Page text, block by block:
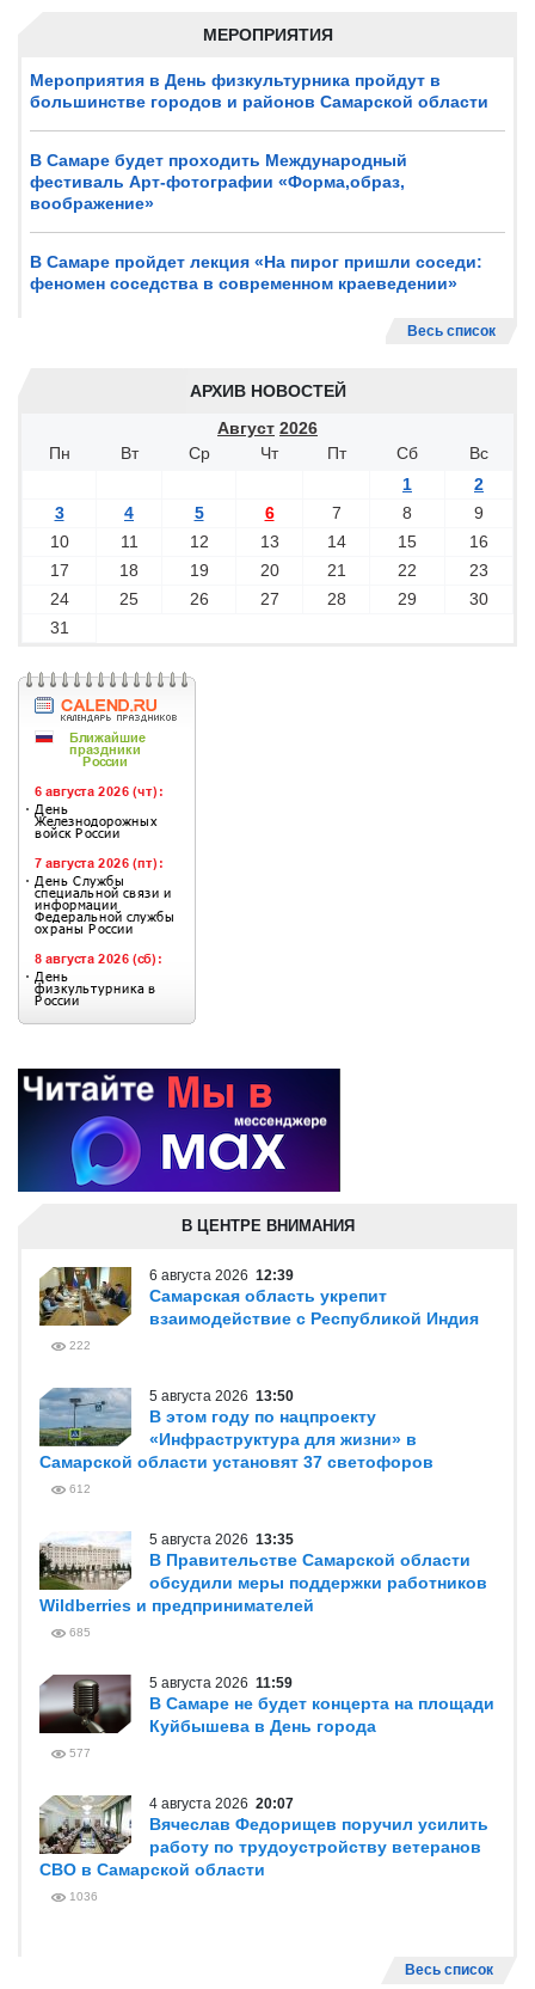
МЕРОПРИЯТИЯ
Мероприятия в День физкультурника пройдут в
большинстве городов и районов Самарской области
В Самаре будет проходить Международный
фестиваль Арт-фотографии «Форма,образ,
воображение»
В Самаре пройдет лекция «На пирог пришли соседи:
феномен соседства в современном краеведении»
Весь список
АРХИВ НОВОСТЕЙ
Август 2026
Пн
Вт Ср Чт Пт Сб
Вс
1
2
3
4 5 6 7 8
9
10
11 12 13 14 15
16
17
18 19 20 21 22
23
24
25 26 27 28 29
30
31
В ЦЕНТРЕ ВНИМАНИЯ
6 августа 2026 12:39
Самарская область укрепит
взаимодействие с Республикой Индия
222
5 августа 2026 13:50
В этом году по нацпроекту
«Инфраструктура для жизни» в
Самарской области установят 37 светофоров
612
5 августа 2026 13:35
В Правительстве Самарской области
обсудили меры поддержки работников
Wildberries и предпринимателей
685
5 августа 2026 11:59
В Самаре не будет концерта на площади
Куйбышева в День города
577
4 августа 2026 20:07
Вячеслав Федорищев поручил усилить
работу по трудоустройству ветеранов
СВО в Самарской области
1036
Весь список